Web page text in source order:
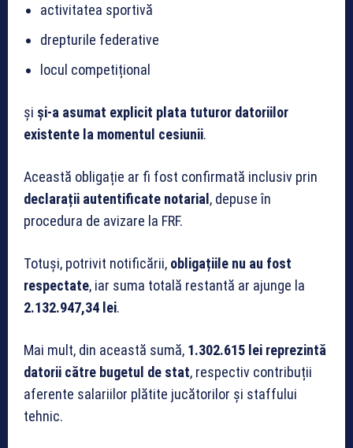
activitatea sportivă
drepturile federative
locul competițional
și și-a asumat explicit plata tuturor datoriilor
existente la momentul cesiunii.
Această obligație ar fi fost confirmată inclusiv prin
declarații autentificate notarial, depuse în
procedura de avizare la FRF.
Totuși, potrivit notificării, obligațiile nu au fost
respectate, iar suma totală restantă ar ajunge la
2.132.947,34 lei.
Mai mult, din această sumă, 1.302.615 lei reprezintă
datorii către bugetul de stat, respectiv contribuții
aferente salariilor plătite jucătorilor și staffului
tehnic.